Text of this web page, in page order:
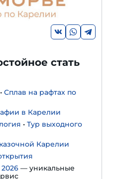
стать
• Сплав на рафтах по
в Карелии
• Тур выходного
Карелии
— уникальные